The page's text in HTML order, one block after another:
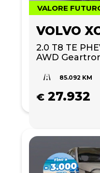
VALORE
VOLVO
2.0 T8 TE
AWD
85.092 KM
€ 27.932